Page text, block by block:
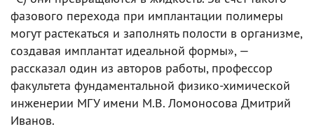
фазового перехода при имплантации полимеры
могут растекаться и заполнять полости в организме,
создавая имплантат идеальной формы», —
рассказал один из авторов работы, профессор
факультета фундаментальной физико-химической
инженерии МГУ имени М.В. Ломоносова Дмитрий
Иванов.